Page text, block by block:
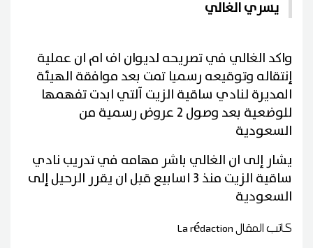
واكد الغالي في تصريحه لديوان اف ام ان عملية
إنتقاله وتوقيعه رسميا تمت بعد موافقة الهيئة
المديرة لنادي ساقية الزيت آلتي ابدت تفهمها
للوضعية بعد وصول 2 عروض رسمية من
السعودية
يشار إلى ان الغالي باشر مهامه في تدريب نادي
ساقية الزيت منذ 3 اسابيع قبل ان يقرر الرحيل إلى
السعودية
كاتب المقالLa rédaction